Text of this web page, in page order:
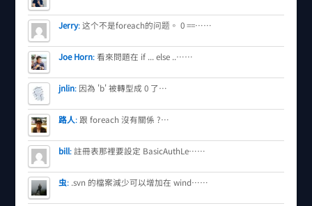
Jerry:这个不是foreach的问题。 0 ==……
Joe Horn:看來問題在 if ... else ..……
jnlin: 因為 'b' 被轉型成 0 了…
路人: 跟 foreach 沒有關係 ?…
bill:註冊表那裡要設定 BasicAuthLe……
虫: .svn 的檔案減少可以增加在 wind……